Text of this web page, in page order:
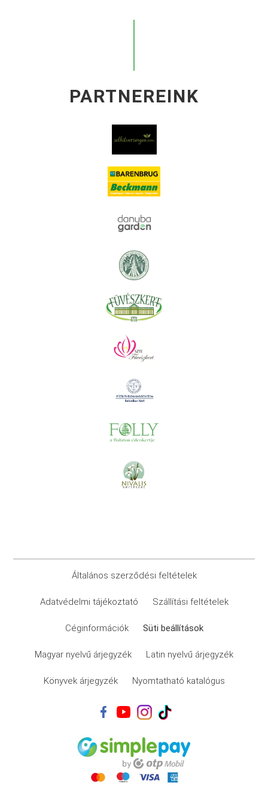
PARTNEREINK
Általános szerződési feltételek
Adatvédelmi tájékoztató Szállítási feltételek
Céginformációk Süti beállítások
Magyar nyelvű árjegyzék Latin nyelvű árjegyzék
Könyvek árjegyzék Nyomtatható katalógus